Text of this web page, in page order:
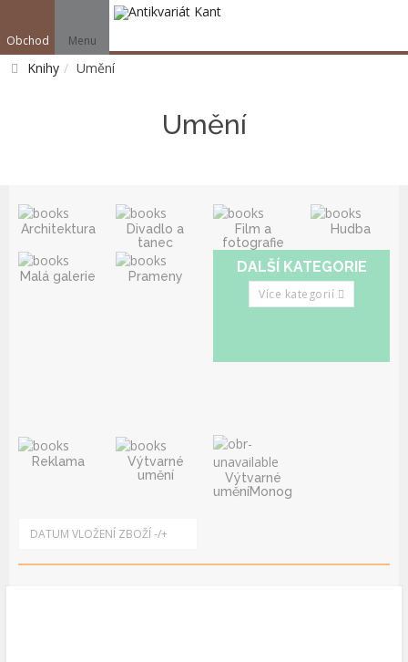
Obchod Menu
Knihy Umění
Umění
Architektura
Divadlo a
tanec
Film a
fotografie
Hudba
Malá galerie Prameny
DALŠÍ KATEGORIE
Více kategorií
Reklama
Výtvarné
umění
Výtvarné
uměníMonografie
DATUM VLOŽENÍ ZBOŽÍ -/+